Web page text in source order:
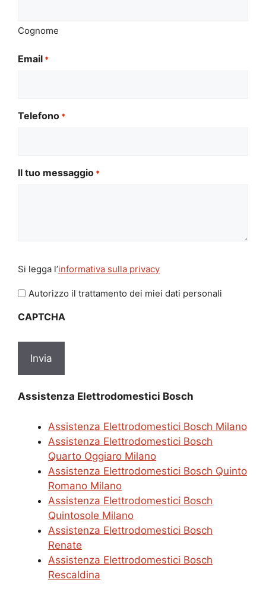
Cognome
Email *
Telefono *
Il tuo messaggio *
legga
l'informativa
privacy
Si legga l’informativa sulla privacy
Autorizzo il trattamento dei miei dati personali
CAPTCHA
Assistenza Elettrodomestici Bosch
Assistenza Elettrodomestici Bosch Milano
Assistenza Elettrodomestici Bosch
Quarto Oggiaro Milano
Assistenza Elettrodomestici Bosch Quinto
Romano Milano
Assistenza Elettrodomestici Bosch
Quintosole Milano
Assistenza Elettrodomestici Bosch
Renate
Assistenza Elettrodomestici Bosch
Rescaldina